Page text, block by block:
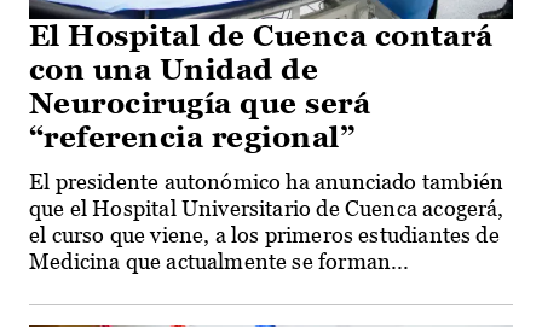
El Hospital de Cuenca contará
con una Unidad de
Neurocirugía que será
“referencia regional”
El presidente autonómico ha anunciado también
que el Hospital Universitario de Cuenca acogerá,
el curso que viene, a los primeros estudiantes de
Medicina que actualmente se forman...